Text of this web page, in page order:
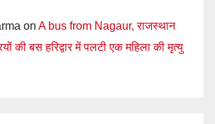
on A bus from Nagaur, राजस्थान
की बस हरिद्वार में पलटी एक महिला की मृत्यु